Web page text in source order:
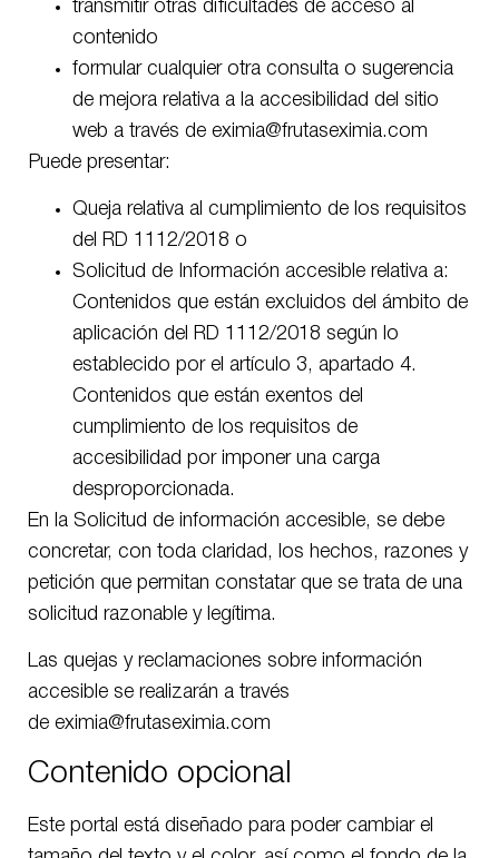
transmitir otras dificultades de acceso al
contenido
formular cualquier otra consulta o sugerencia
de mejora relativa a la accesibilidad del sitio
web a través de eximia@frutaseximia.com
Puede presentar:
Queja relativa al cumplimiento de los requisitos
del RD 1112/2018 o
Solicitud de Información accesible relativa a:
Contenidos que están excluidos del ámbito de
aplicación del RD 1112/2018 según lo
establecido por el artículo 3, apartado 4.
Contenidos que están exentos del
cumplimiento de los requisitos de
accesibilidad por imponer una carga
desproporcionada.
En la Solicitud de información accesible, se debe
concretar, con toda claridad, los hechos, razones y
petición que permitan constatar que se trata de una
solicitud razonable y legítima.
Las quejas y reclamaciones sobre información
accesible se realizarán a través
de eximia@frutaseximia.com
Contenido opcional
Este portal está diseñado para poder cambiar el